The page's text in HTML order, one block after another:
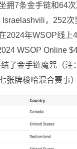
拥7条金手链和64
Israelashvili，252
2024年WSOP线上
WSOP Online
结了金手链魔咒（注
张牌梭哈混合赛事）